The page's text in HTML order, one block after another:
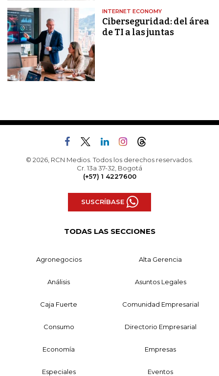
INTERNET ECONOMY
Ciberseguridad: del área
de TI a las juntas
© 2026, RCN Medios. Todos los derechos reservados.
Cr. 13a 37-32, Bogotá
(+57) 1 4227600
SUSCRÍBASE
TODAS LAS SECCIONES
Agronegocios Alta Gerencia
Análisis Asuntos Legales
Caja Fuerte Comunidad Empresarial
Consumo Directorio Empresarial
Economía Empresas
Especiales Eventos